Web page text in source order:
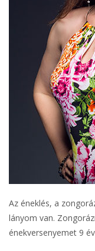
Az éneklés, a
lányom van.
énekversenyemet 9